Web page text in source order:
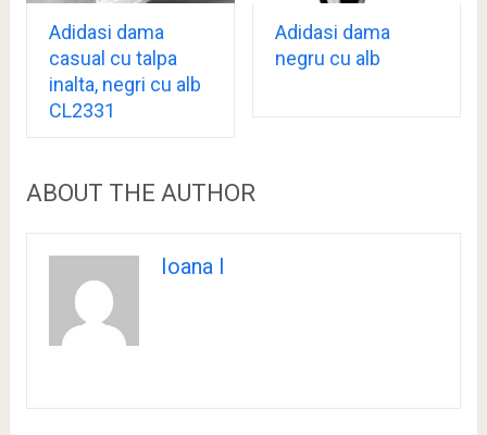
Adidasi dama
casual cu talpa
inalta, negri cu alb
CL2331
Adidasi dama
negru cu alb
ABOUT THE AUTHOR
Ioana I